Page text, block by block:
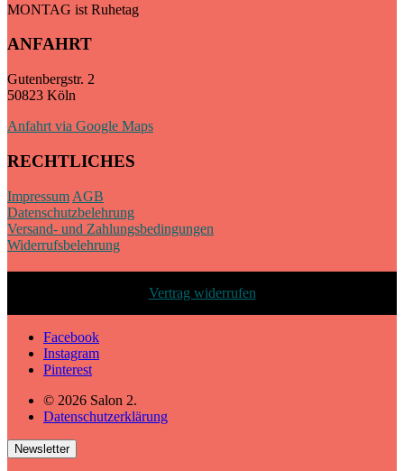
MONTAG ist Ruhetag
ANFAHRT
Gutenbergstr. 2
50823 Köln
Anfahrt via Google Maps
RECHTLICHES
Impressum AGB
Datenschutzbelehrung
Versand- und Zahlungsbedingungen
Widerrufsbelehrung
Vertrag widerrufen
Facebook
Instagram
Pinterest
© 2026 Salon 2.
Datenschutzerklärung
Newsletter